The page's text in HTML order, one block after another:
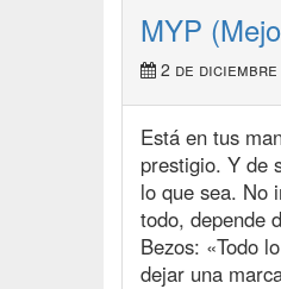
MYP
2 de
Está en tus
prestigio. Y de
lo que sea. No
todo, depende
Bezos: «Todo
dejar una